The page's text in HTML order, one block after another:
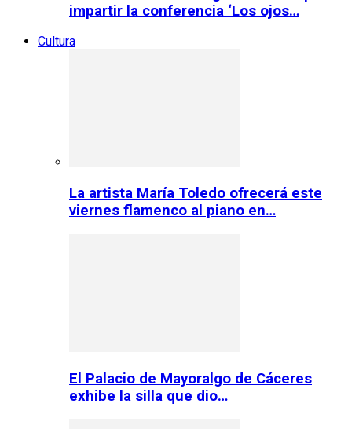
impartir la conferencia ‘Los ojos…
Cultura
La artista María Toledo ofrecerá este
viernes flamenco al piano en…
El Palacio de Mayoralgo de Cáceres
exhibe la silla que dio…